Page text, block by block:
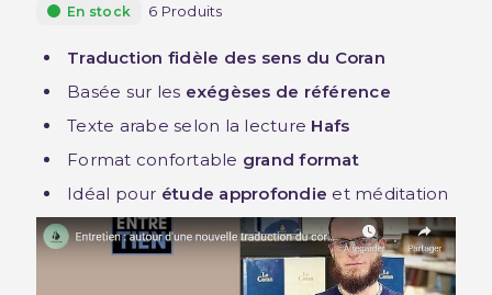
En stock 6 Produits
Traduction fidèle des sens du Coran
Basée sur les exégèses de référence
Texte arabe selon la lecture Hafs
Format confortable grand format
Idéal pour étude approfondie et méditation